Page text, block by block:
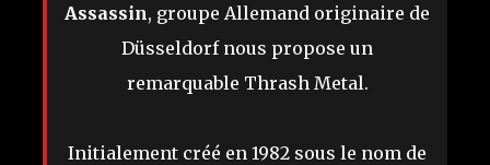
Assassin, groupe Allemand originaire de
Düsseldorf nous propose un
remarquable Thrash Metal.
Initialement créé en 1982 sous le nom de